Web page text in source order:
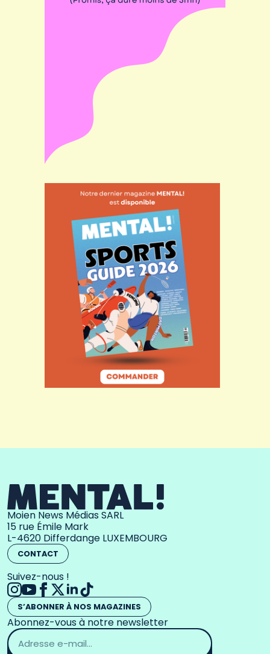
Moien News Médias SARL
15 rue Émile Mark
L-4620 Differdange LUXEMBOURG
CONTACT
Suivez-nous !
S’ABONNER À NOS MAGAZINES
Abonnez-vous à notre newsletter
Adresse
email
*